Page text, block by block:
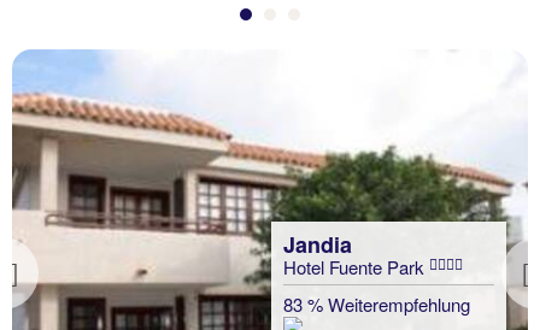
Previous
Jandia
Hotel Fuente Park
83 % Weiterempfehlung